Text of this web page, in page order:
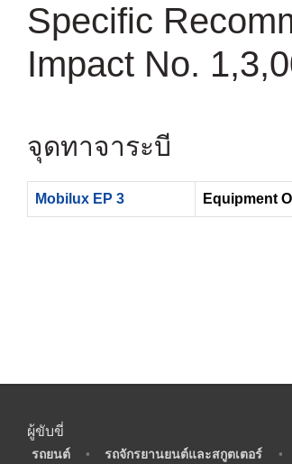
Specific
Impact No.
จุดทาจาระบี
Mobilux EP 3 Equipment
ผู้ขับขี่
รถยนต์ • รถจักรยานยนต์และสกูตเตอร์ •